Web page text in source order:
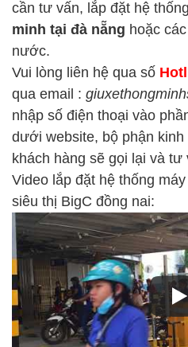
cần tư vấn, lắp đặt hệ thống
minh tại đà nẵng hoặc
nước.
Vui lòng liên hệ qua số
qua email :
nhập số điện thoại vào
dưới website, bộ phận
khách hàng sẽ gọi lại và tư
Video lắp đặt hệ thống
siêu thị BigC đồng nai: